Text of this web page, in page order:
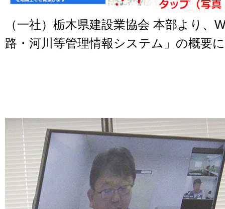
（一社）栃木県建設業協会 本部より
路・河川等管理情報システム」の概要